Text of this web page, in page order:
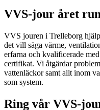
VVS-jour året
VVS jouren i Trelleborg
det vill säga värme,
erfarna och kvalificerade
certifikat. Vi åtgärdar
vattenläckor samt allt inom
som system.
Ring vår VVS-